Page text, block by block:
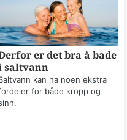
er det bra å bade
saltvann
kan ha noen ekstra
for både kropp og